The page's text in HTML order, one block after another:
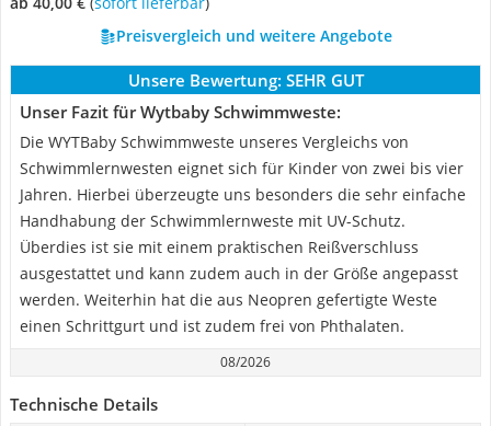
Preisvergleich und weitere Angebote
Unsere Bewertung: SEHR GUT
Unser Fazit für Wytbaby Schwimmweste:
Die WYTBaby Schwimmweste unseres Vergleichs von
Schwimmlernwesten eignet sich für Kinder von zwei bis vier
Jahren. Hierbei überzeugte uns besonders die sehr einfache
Handhabung der Schwimmlernweste mit UV-Schutz.
Überdies ist sie mit einem praktischen Reißverschluss
ausgestattet und kann zudem auch in der Größe angepasst
werden. Weiterhin hat die aus Neopren gefertigte Weste
einen Schrittgurt und ist zudem frei von Phthalaten.
08/2026
Technische Details